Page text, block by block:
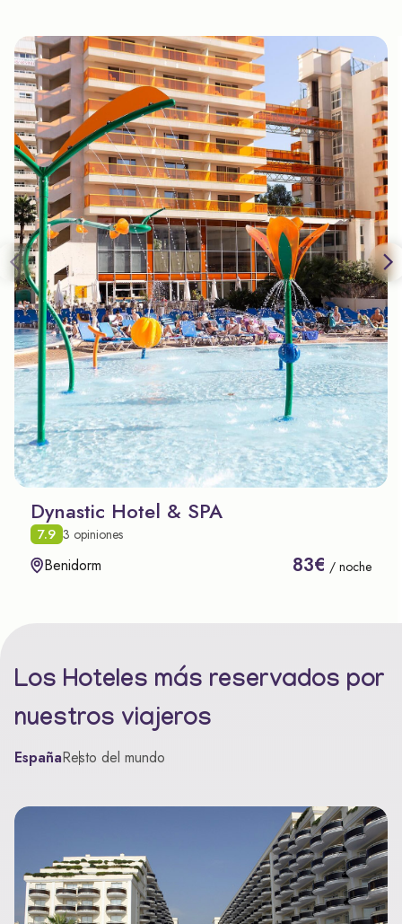
Dynastic Hotel & SPA
7.9 3 opiniones
Benidorm 83€ / noche
Los Hoteles más reservados por
nuestros viajeros
EspañaResto del mundo